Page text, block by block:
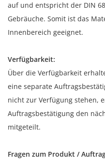
auf und entspricht der DIN
Gebräuche. Somit ist das
Innenbereich geeignet.
Verfügbarkeit:
Über die Verfügbarkeit
eine separate
nicht zur Verfügung stehen,
Auftragsbestätigung den
mitgeteilt.
Fragen zum Produkt /